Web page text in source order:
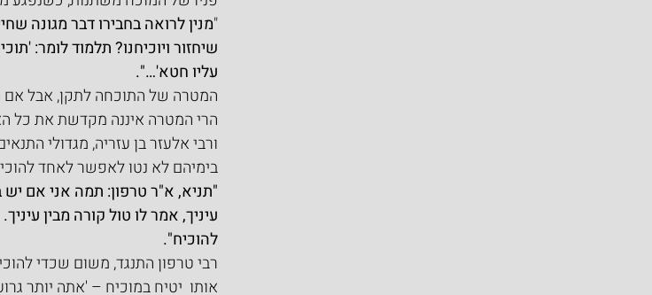
"מנין לרואה בחבירו דבר מגונה
שיחזור ויוכיחנו? תלמוד לומר:
עליו חטא'…".
המטרה של התוכחה לתקן, אבל אם
הרי המטרה איננה מקדשת את כל
ורבי אלעזר בן עזריה, מגדולי
בימיהם לא נטו לאפשר לאחד
"תניא, א"ר טרפון: תמה אני אם
עיניך, אמר לו טול קורה מבין
להוכיח".
רבי טרפון התנגד, משום שכדי
אותו  יטיח במוכיח – 'אתה יותר